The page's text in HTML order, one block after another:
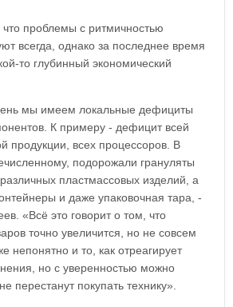
что проблемы с ритмичностью
всегда, однако за последнее время
то глубинный экономический
мы имеем локальные дефициты
К примеру - дефицит всей
продукции, всех процессоров. В
подорожали грануляты
пластмассовых изделий, а
и даже упаковочная тара, -
«Всё это говорит о том, что
точно увеличится, но не совсем
непонятно и то, как отреагирует
но с уверенностью можно
перестанут покупать технику».